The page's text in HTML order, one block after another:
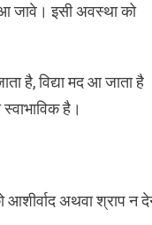
जावे। इसी अवस्था को
है, विद्या मद आ जाता है
है।
आशीर्वाद अथवा श्राप न